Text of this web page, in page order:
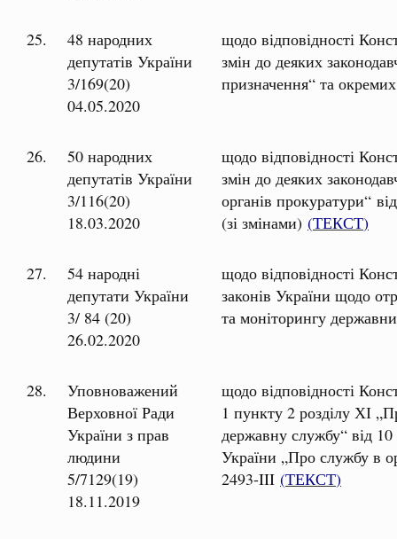
25.
48 народних
депутатів України
3/169(20)
04.05.2020
щодо відповідності
змін до деяких
призначення“ та
26.
50 народних
депутатів України
3/116(20)
18.03.2020
щодо відповідності
змін до деяких
органів прокуратури“
(зі змінами) (ТЕКСТ)
27.
54 народні
депутати України
3/ 84 (20)
26.02.2020
щодо відповідності
законів України щодо
та моніторингу
28.
Уповноважений
Верховної Ради
України з прав
людини
5/7129(19)
18.11.2019
щодо відповідності
1 пункту 2 розділу ХІ
державну службу“ від
України „Про службу в
2493-III (ТЕКСТ)